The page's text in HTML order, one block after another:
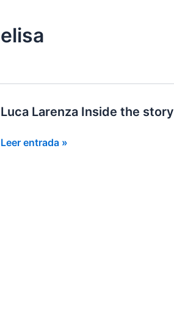
Luca Larenza Inside the story
Luca
Leer entrada »